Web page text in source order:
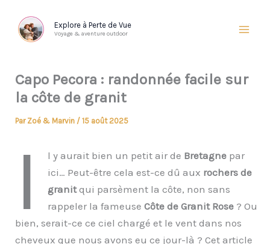
contenu
Explore à Perte de Vue
Voyage & aventure outdoor
Capo Pecora : randonnée facile sur
la côte de granit
Par Zoé & Marvin / 15 août 2025
I l y aurait bien un petit air de Bretagne par
ici… Peut-être cela est-ce dû aux rochers de
granitqui parsèment la côte, non sans
rappeler la fameuse Côte de Granit Rose ? Ou
bien, serait-ce ce ciel chargé et le vent dans nos
cheveux que nous avons eu ce jour-là ? Cet article